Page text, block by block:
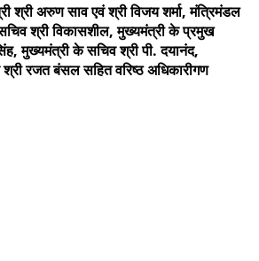
श्री अरुण साव एवं श्री विजय शर्मा, मंत्रिमंडल
श्री विकासशील, मुख्यमंत्री के प्रमुख
मुख्यमंत्री के सचिव श्री पी. दयानंद,
रजत बंसल सहित वरिष्ठ अधिकारीगण